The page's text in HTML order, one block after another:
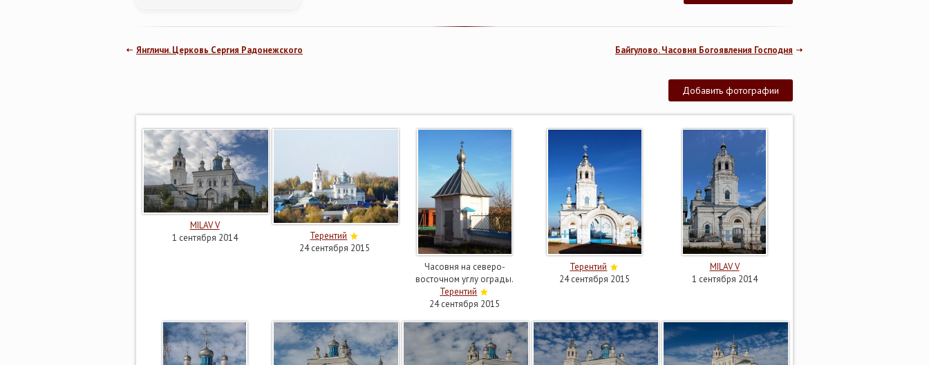
Байгулово. Часовня Богоявления Господня
Янгличи. Церковь Сергия Радонежского
Добавить фотографии
MILAV V
1 сентября 2014
Терентий
24 сентября 2015
Часовня на северо-
восточном углу ограды.
Терентий
24 сентября 2015
Терентий
24 сентября 2015
MILAV V
1 сентября 2014